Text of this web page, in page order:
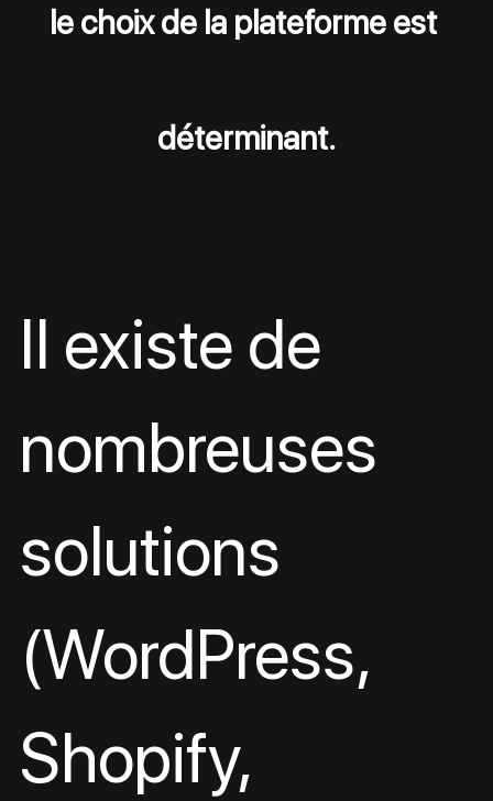
le choix de la plateforme est
déterminant.
Il existe de
nombreuses
solutions
(WordPress,
Shopify,